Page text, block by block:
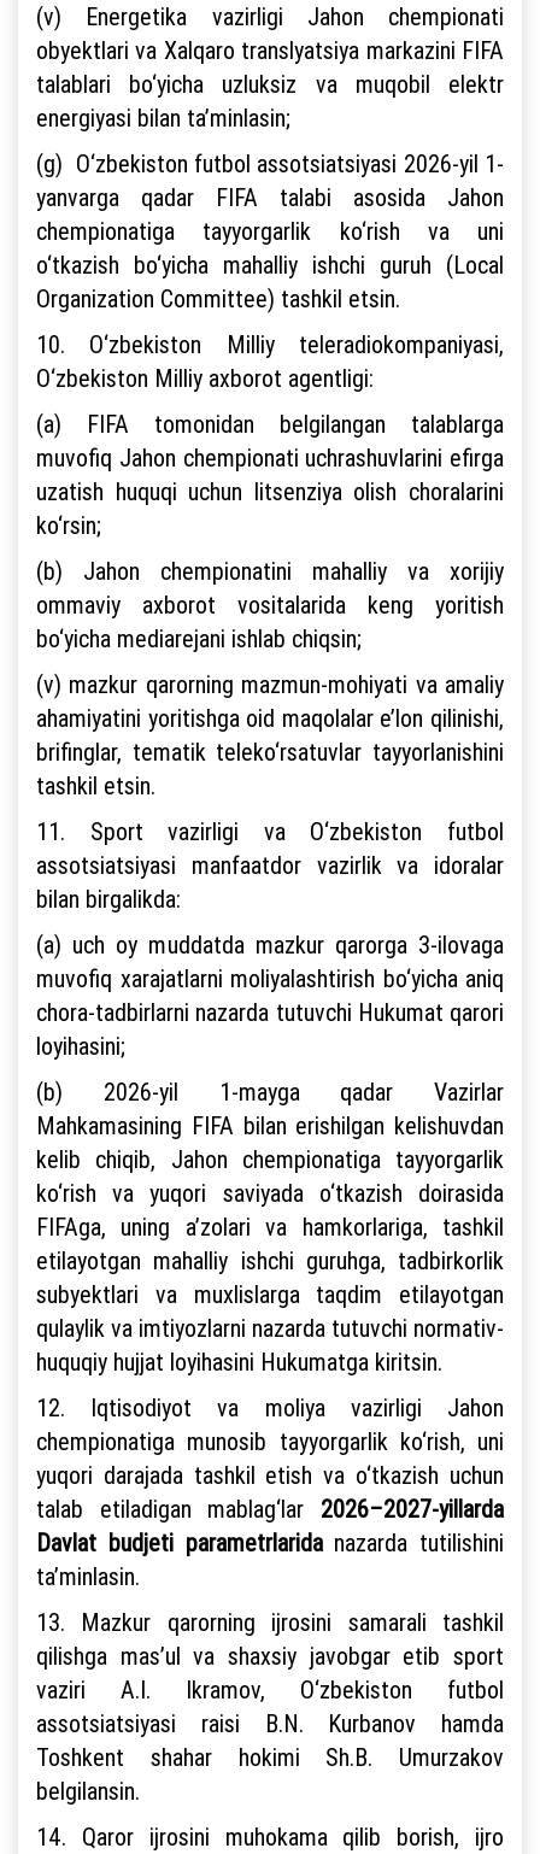
(v) Energetika vazirligi Jahon chempionati
obyektlari va Xalqaro translyatsiya markazini FIFA
talablari bo‘yicha uzluksiz va muqobil elektr
energiyasi bilan ta’minlasin;
(g) O‘zbekiston futbol assotsiatsiyasi 2026-yil 1-
yanvarga qadar FIFA talabi asosida Jahon
chempionatiga tayyorgarlik ko‘rish va uni
o‘tkazish bo‘yicha mahalliy ishchi guruh (Local
Organization Committee) tashkil etsin.
10. O‘zbekiston Milliy teleradiokompaniyasi,
O‘zbekiston Milliy axborot agentligi:
(a) FIFA tomonidan belgilangan talablarga
muvofiq Jahon chempionati uchrashuvlarini efirga
uzatish huquqi uchun litsenziya olish choralarini
ko‘rsin;
(b) Jahon chempionatini mahalliy va xorijiy
ommaviy axborot vositalarida keng yoritish
bo‘yicha mediarejani ishlab chiqsin;
(v) mazkur qarorning mazmun-mohiyati va amaliy
ahamiyatini yoritishga oid maqolalar e’lon qilinishi,
brifinglar, tematik teleko‘rsatuvlar tayyorlanishini
tashkil etsin.
11. Sport vazirligi va O‘zbekiston futbol
assotsiatsiyasi manfaatdor vazirlik va idoralar
bilan birgalikda:
(a) uch oy muddatda mazkur qarorga 3-ilovaga
muvofiq xarajatlarni moliyalashtirish bo‘yicha aniq
chora-tadbirlarni nazarda tutuvchi Hukumat qarori
loyihasini;
(b) 2026-yil 1-mayga qadar Vazirlar
Mahkamasining FIFA bilan erishilgan kelishuvdan
kelib chiqib, Jahon chempionatiga tayyorgarlik
ko‘rish va yuqori saviyada o‘tkazish doirasida
FIFAga, uning a’zolari va hamkorlariga, tashkil
etilayotgan mahalliy ishchi guruhga, tadbirkorlik
subyektlari va muxlislarga taqdim etilayotgan
qulaylik va imtiyozlarni nazarda tutuvchi normativ-
huquqiy hujjat loyihasini Hukumatga kiritsin.
12. Iqtisodiyot va moliya vazirligi Jahon
chempionatiga munosib tayyorgarlik ko‘rish, uni
yuqori darajada tashkil etish va o‘tkazish uchun
talab etiladigan mablag‘lar 2026–2027-yillarda
Davlat budjeti parametrlarida nazarda tutilishini
ta’minlasin.
13. Mazkur qarorning ijrosini samarali tashkil
qilishga mas’ul va shaxsiy javobgar etib sport
vaziri A.I. Ikramov, O‘zbekiston futbol
assotsiatsiyasi raisi B.N. Kurbanov hamda
Toshkent shahar hokimi Sh.B. Umurzakov
belgilansin.
14. Qaror ijrosini muhokama qilib borish, ijro